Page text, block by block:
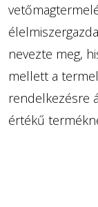
nevezte meg,
mellett a
rendelkezésre
értékű